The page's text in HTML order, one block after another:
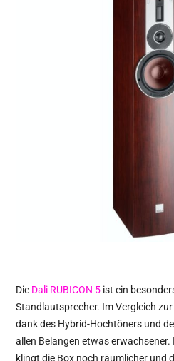
Die Dali RUBICON 5 ist ein
Standlautsprecher. Im Vergleich
dank des Hybrid-Hochtöners und
allen Belangen etwas
klingt die Box noch räumlicher und